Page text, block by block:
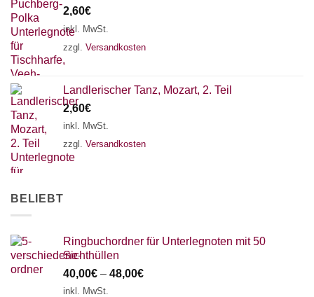
2,60€
inkl. MwSt.
zzgl. Versandkosten
Landlerischer Tanz, Mozart, 2. Teil
2,60€
inkl. MwSt.
zzgl. Versandkosten
BELIEBT
Ringbuchordner für Unterlegnoten mit 50
Sichthüllen
40,00€ – 48,00€
inkl. MwSt.
Chat Support
18 SAITEN